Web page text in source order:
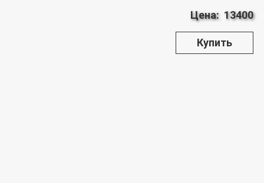
Цена: 13400
Купить